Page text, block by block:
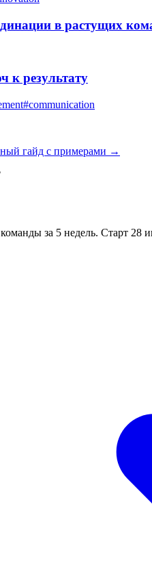
в растущих
результату
#communication
гайд с примерами →
за 5 недель. Старт 28